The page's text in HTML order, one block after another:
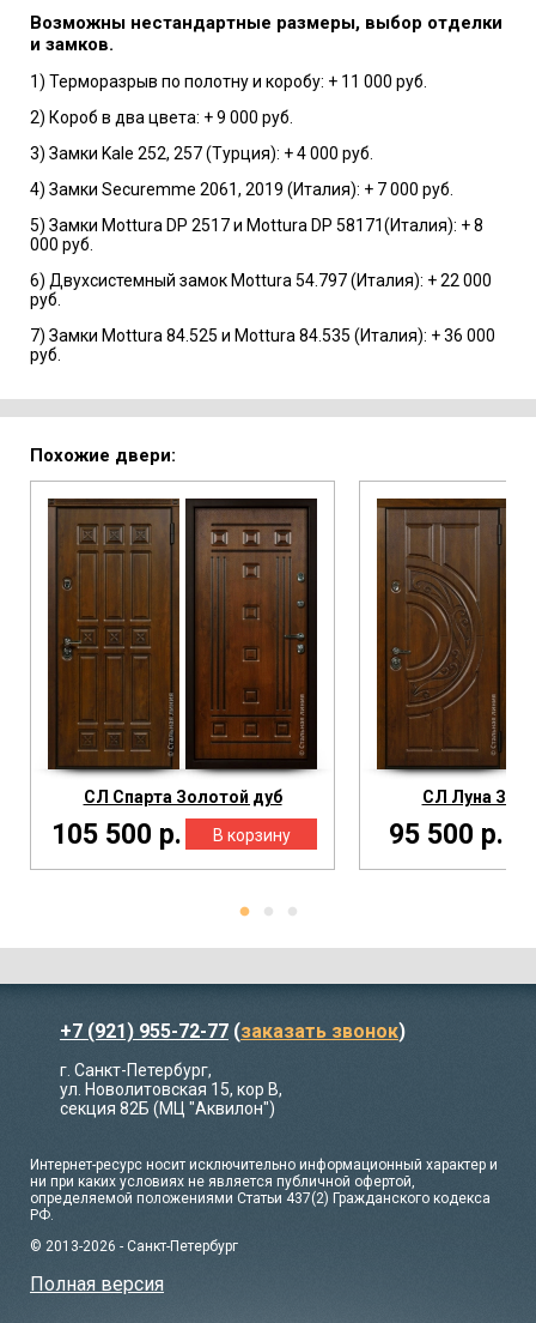
Возможны нестандартные размеры, выбор отделки
и замков.
1) Терморазрыв по полотну и коробу: + 11 000 руб.
2) Короб в два цвета: + 9 000 руб.
3) Замки Kale 252, 257 (Турция): + 4 000 руб.
4) Замки Securemme 2061, 2019 (Италия): + 7 000 руб.
5) Замки Mottura DP 2517 и Mottura DP 58171(Италия): + 8
000 руб.
6) Двухсистемный замок Mottura 54.797 (Италия): + 22 000
руб.
7) Замки Mottura 84.525 и Mottura 84.535 (Италия): + 36 000
руб.
Похожие двери:
СЛ Спарта Золотой дуб
105 500 р.
СЛ Луна
95 500 р.
+7 (921) 955-72-77 (заказать звонок)
г. Санкт-Петербург,
ул. Новолитовская 15, кор В,
секция 82Б (МЦ "Аквилон")
Интернет-ресурс носит исключительно информационный характер и
ни при каких условиях не является публичной офертой,
определяемой положениями Статьи 437(2) Гражданского кодекса
РФ.
© 2013-2026 - Санкт-Петербург
Полная версия